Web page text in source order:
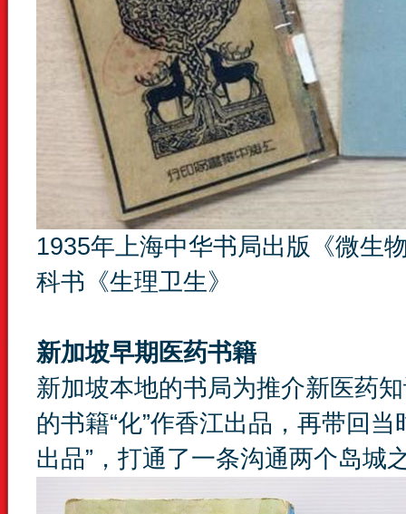
1935年上海中华书局出版《微生
科书《生理卫生》
新加坡早期医药书籍
新加坡本地的书局为推介新医药
的书籍“化”作香江出品，再带回
出品”，打通了一条沟通两个岛城